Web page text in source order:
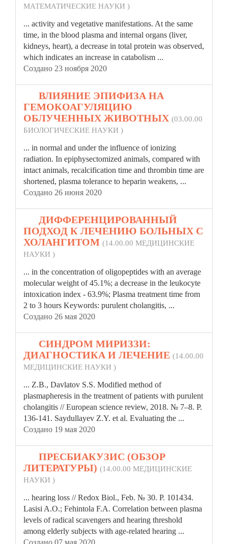
МАТЕМАТИЧЕСКИЕ НАУКИ )
... activity and vegetative manifestations. At the same
time, in the blood plasma and internal organs (liver,
kidneys, heart), a decrease in total protein was observed,
which indicates an increase in catabolism ...
Создано 23 ноября 2020
ВЛИЯНИЕ ЭПИФИЗА НА
ГЕМОКОАГУЛЯЦИЮ
ОБЛУЧЕННЫХ ЖИВОТНЫХ (03.00.00
БИОЛОГИЧЕСКИЕ НАУКИ )
... in normal and under the influence of ionizing
radiation. In epiphysectomized animals, compared with
intact animals, recalcification time and thrombin time are
shortened, plasma tolerance to heparin weakens, ...
Создано 26 июня 2020
ДИФФЕРЕНЦИРОВАННЫЙ
ПОДХОД К ЛЕЧЕНИЮ БОЛЬНЫХ С
ХОЛАНГИТОМ (14.00.00 МЕДИЦИНСКИЕ
НАУКИ )
... in the concentration of oligopeptides with an average
molecular weight of 45.1%; a decrease in the leukocyte
intoxication index - 63.9%; Plasma treatment time from
2 to 3 hours Keywords: purulent cholangitis, ...
Создано 26 мая 2020
СИНДРОМ МИРИЗЗИ:
ДИАГНОСТИКА И ЛЕЧЕНИЕ (14.00.00
МЕДИЦИНСКИЕ НАУКИ )
... Z.B., Davlatov S.S. Modified method of
plasmapheresis in the treatment of patients with purulent
cholangitis // European science review, 2018. № 7–8. P.
136-141. Saydullayev Z.Y. et al. Evaluating the ...
Создано 19 мая 2020
ПРЕСБИАКУЗИС (ОБЗОР
ЛИТЕРАТУРЫ) (14.00.00 МЕДИЦИНСКИЕ
НАУКИ )
... hearing loss // Redox Biol., Feb. № 30. P. 101434.
Lasisi A.O.; Fehintola F.A. Correlation between plasma
levels of radical scavengers and hearing threshold
among elderly subjects with age-related hearing ...
Создано 07 мая 2020